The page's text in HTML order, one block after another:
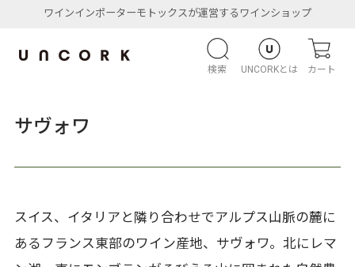
ワインインポーターモトックスが運営するワインショップ
検索 UNCORKとは カート
サヴォワ
スイス、イタリアと隣り合わせでアルプス山脈の麓に
あるフランス東部のワイン産地、サヴォワ。北にレマ